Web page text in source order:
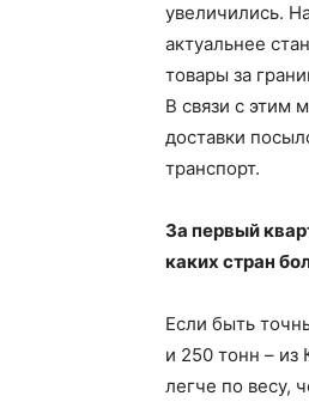
увеличились.
актуальнее
товары за
В связи с этим
доставки
транспорт.
За первый
каких стран
Если быть
и 250 тонн – из
легче по весу,